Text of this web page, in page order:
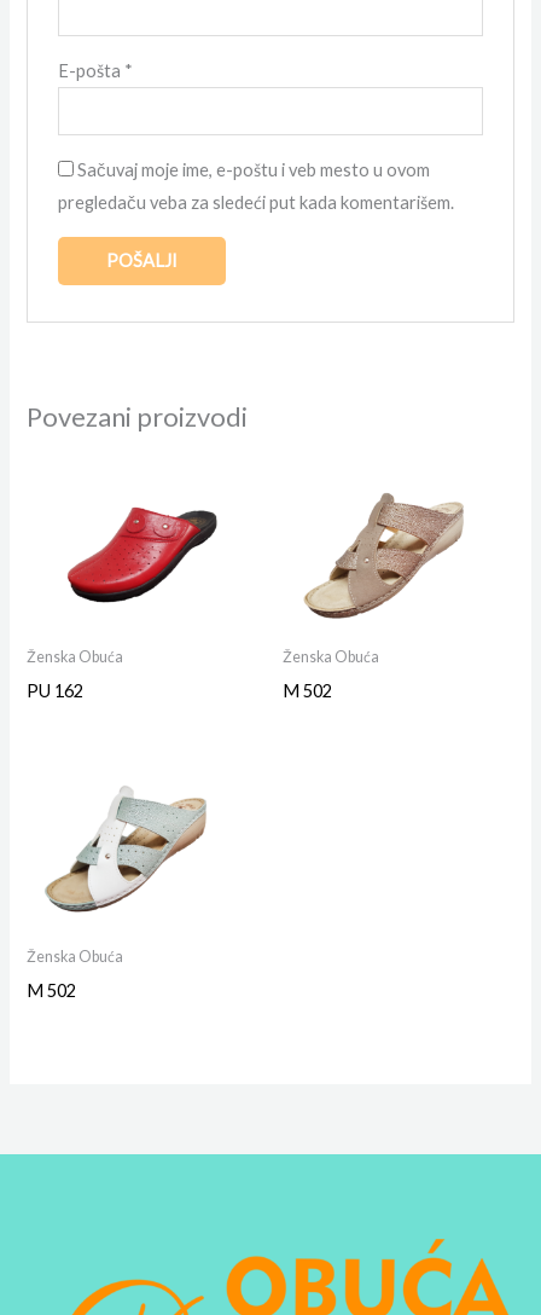
E-pošta *
Sačuvaj moje ime, e-poštu i veb mesto u ovom
pregledaču veba za sledeći put kada komentarišem.
Povezani proizvodi
Ženska Obuća
PU 162
Ženska Obuća
M 502
Ženska Obuća
M 502